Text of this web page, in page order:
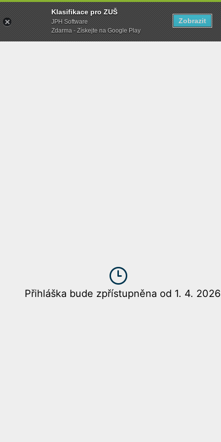
Klasifikace pro ZUŠ
JPH Software
Zdarma - Získejte na Google Play
Zobrazit
Přihláška bude zpřístupněna od 1. 4. 2026